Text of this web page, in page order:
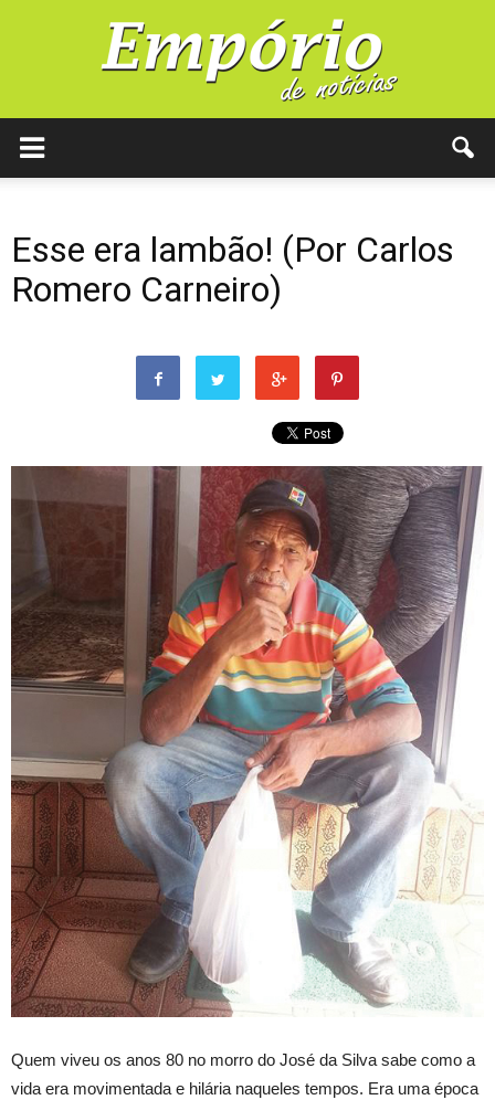
Esse era lambão! (Por Carlos
Romero Carneiro)
Quem viveu os anos 80 no morro do José da Silva sabe como a
vida era movimentada e hilária naqueles tempos. Era uma época